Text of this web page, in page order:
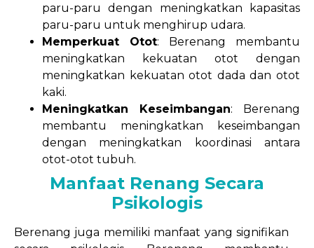
paru-paru dengan meningkatkan kapasitas
paru-paru untuk menghirup udara.
Memperkuat Otot: Berenang membantu
meningkatkan kekuatan otot dengan
meningkatkan kekuatan otot dada dan otot
kaki.
Meningkatkan Keseimbangan: Berenang
membantu meningkatkan keseimbangan
dengan meningkatkan koordinasi antara
otot-otot tubuh.
Manfaat Renang Secara
Psikologis
Berenang juga memiliki manfaat yang signifikan